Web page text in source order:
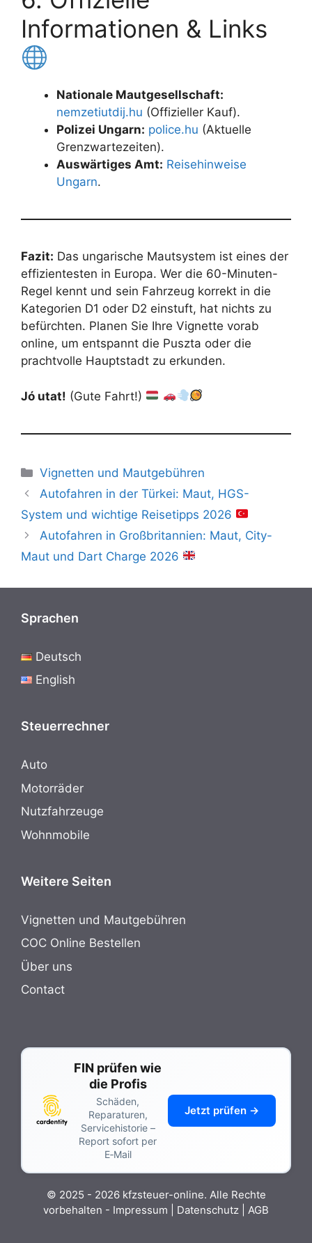
Informationen & Links
Nationale Mautgesellschaft:
nemzetiutdij.hu (Offizieller Kauf).
Polizei Ungarn: police.hu (Aktuelle
Grenzwartezeiten).
Auswärtiges Amt: Reisehinweise
Ungarn.
Fazit: Das ungarische Mautsystem ist eines der
effizientesten in Europa. Wer die 60-Minuten-
Regel kennt und sein Fahrzeug korrekt in die
Kategorien D1 oder D2 einstuft, hat nichts zu
befürchten. Planen Sie Ihre Vignette vorab
online, um entspannt die Puszta oder die
prachtvolle Hauptstadt zu erkunden.
Jó utat! (Gute Fahrt!)
Kategorien
Vignetten und Mautgebühren
Autofahren in der Türkei: Maut, HGS-
System und wichtige Reisetipps 2026
Autofahren in Großbritannien: Maut, City-
Maut und Dart Charge 2026
Sprachen
Deutsch
English
Steuerrechner
Auto
Motorräder
Nutzfahrzeuge
Wohnmobile
Weitere Seiten
Vignetten und Mautgebühren
COC Online Bestellen
Über uns
Contact
FIN prüfen wie
die Profis
Schäden,
Reparaturen,
Servicehistorie –
Report sofort per
E‑Mail
Jetzt prüfen →
© 2025 - 2026 kfzsteuer-online. Alle Rechte
vorbehalten - Impressum Datenschutz AGB